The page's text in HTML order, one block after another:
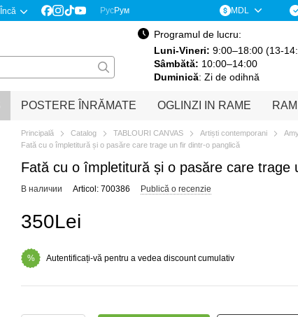
Încă РусРум MDL
Programul de lucru:
Luni-Vineri: 9:00–18:00 (13-
Sâmbătă: 10:00–14:00
Duminică: Zi de odihnă
POSTERE ÎNRĂMATE OGLINZI IN RAME
Principală Catalog TABLOURI CANVAS Artiști contemporani
Fată cu o împletitură și o pasăre care trage un fir dintr-o panglică
Fată cu o împletitură și o pasăre care trage
В наличии Articol: 700386 Publică o recenzie
350Lei
% Autentificați-vă pentru a vedea discount cumulativ